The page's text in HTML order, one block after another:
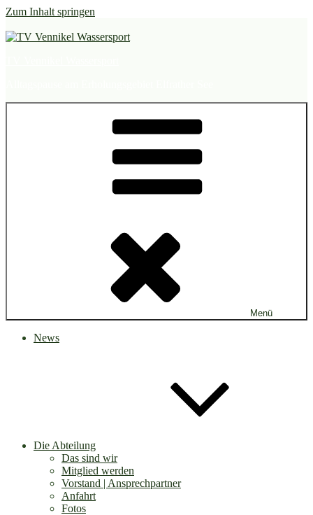
Zum Inhalt springen
Menü
News
Die Abteilung
Das sind wir
Mitglied werden
Vorstand | Ansprechpartner
Anfahrt
Fotos